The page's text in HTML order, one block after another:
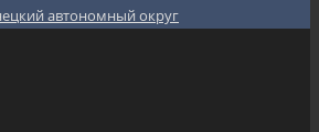
автономный округ